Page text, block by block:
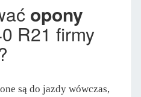
opony
R21 firmy
są do jazdy wówczas,